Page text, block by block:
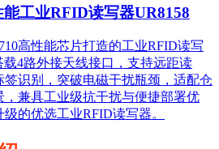
工业RFID读写器UR8158
高性能芯片打造的工业RFID读写
4路外接天线接口，支持远距读
识别，突破电磁干扰瓶颈，适配仓
兼具工业级抗干扰与便捷部署优
的优选工业RFID读写器。